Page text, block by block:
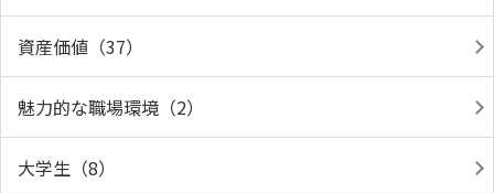
資産価値（37）
魅力的な職場環境（2）
大学生（8）